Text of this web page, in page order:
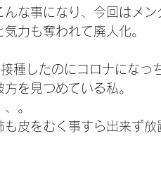
んな事になり、今回はメ
力も奪われて廃人化。
種したのにコロナになっ
を見つめている私。
。
も皮をむく事すら出来ず